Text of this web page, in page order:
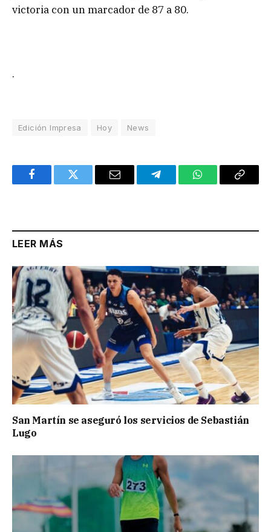
victoria con un marcador de 87 a 80.
.
Edición Impresa Hoy News
FacebookTwitter Email TelegramWhatsAppCopy
LEER MÁS
San Martín se aseguró los servicios de Sebastián
Lugo